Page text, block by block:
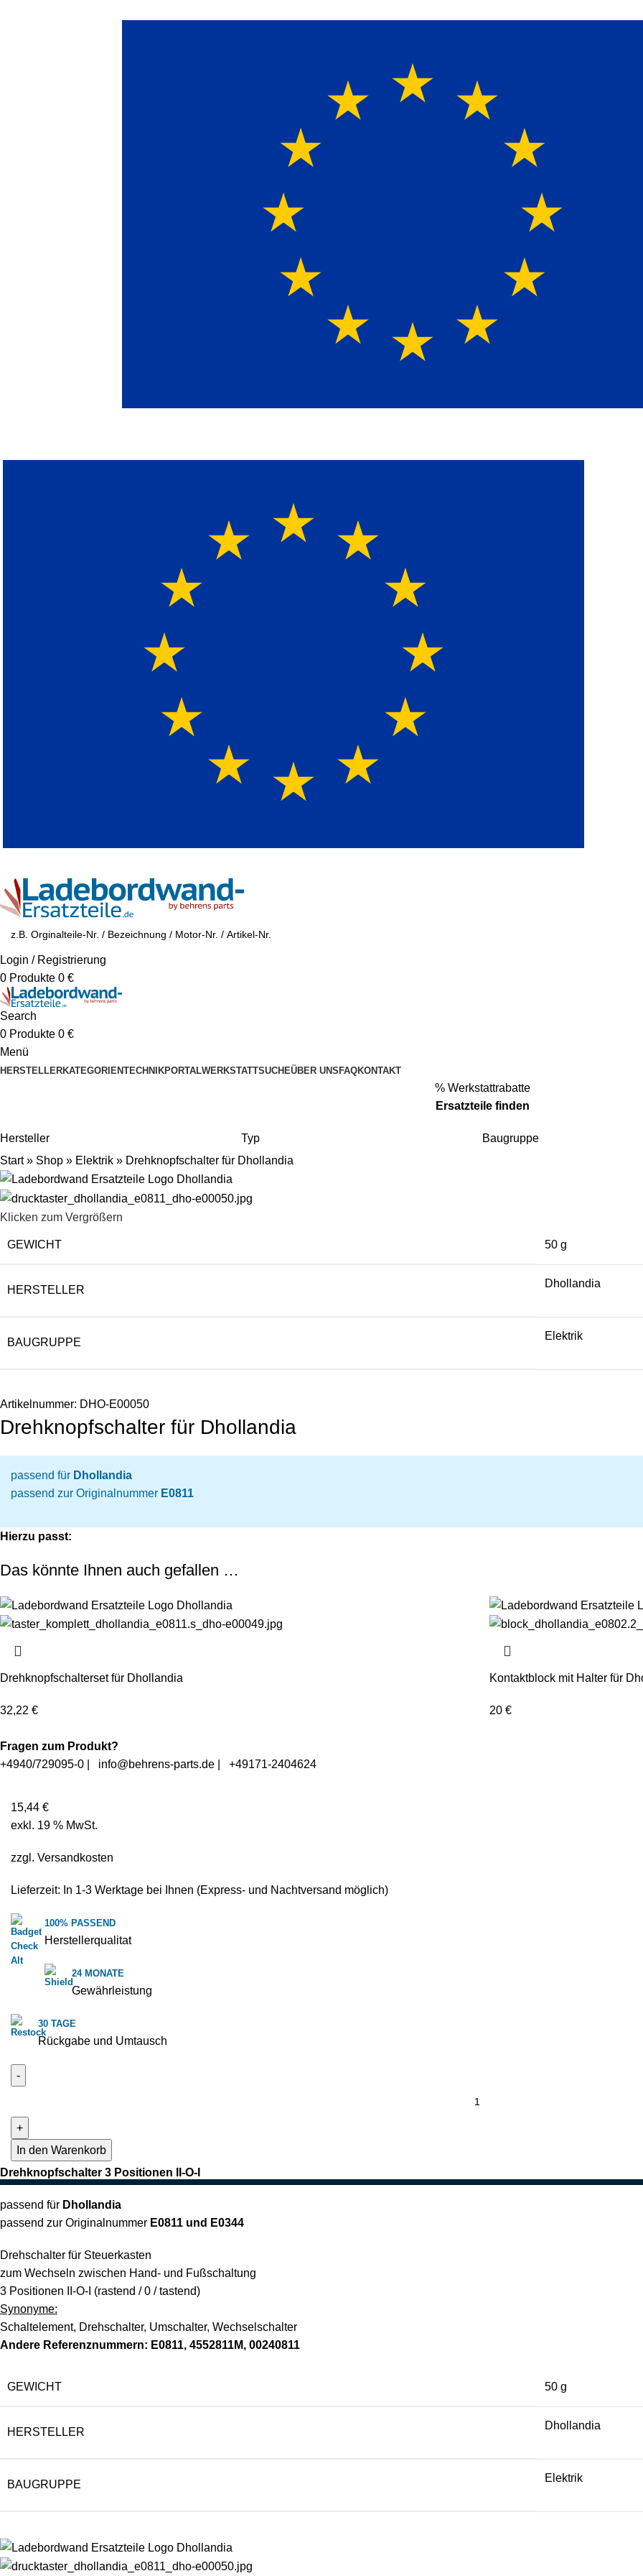
Login / Registrierung
0 Produkte 0 €
Search
0 Produkte 0 €
Menü
HERSTELLERKATEGORIENTECHNIKPORTALWERKSTATTSUCHEÜBER UNS FAQKONTAKT
% Werkstattrabatte
Ersatzteile finden
Hersteller Typ Baugruppe
Start» Shop » Elektrik » Drehknopfschalter für Dhollandia
Klicken zum Vergrößern
GEWICHT 50 g
HERSTELLER
Dhollandia
BAUGRUPPE
Elektrik
Artikelnummer: DHO-E00050
Drehknopfschalter für Dhollandia
passend für Dhollandia
passend zur Originalnummer E0811
Hierzu passt:
Das könnte Ihnen auch gefallen …
Drehknopfschalterset für Dhollandia
32,22 €
Kontaktblock mit Halter für
20 €
Fragen zum Produkt?
+4940/729095-0
info@behrens-parts.de +49171-2404624
15,44 €
exkl. 19 % MwSt.
zzgl. Versandkosten
Lieferzeit: In 1-3 Werktage bei Ihnen (Express- und Nachtversand möglich)
100% PASSEND
Herstellerqualitat
24 MONATE
Gewährleistung
30 TAGE
Rückgabe und Umtausch
In den Warenkorb
Drehknopfschalter 3 Positionen II-O-I
passend für Dhollandia
passend zur Originalnummer E0811 und E0344
Drehschalter für Steuerkasten
zum Wechseln zwischen Hand- und Fußschaltung
3 Positionen II-O-I (rastend / 0 / tastend)
Synonyme:
Schaltelement, Drehschalter, Umschalter, Wechselschalter
Andere Referenznummern: E0811, 4552811M, 00240811
GEWICHT 50 g
HERSTELLER
Dhollandia
BAUGRUPPE
Elektrik